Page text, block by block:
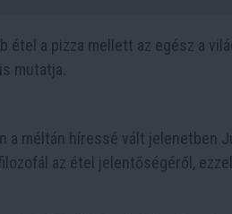
étel a pizza mellett az egész a
mutatja.
a méltán híressé vált jelenetben
az étel jelentőségéről,